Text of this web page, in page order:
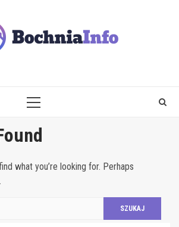
PRIMARY
what you’re looking for. Perhaps